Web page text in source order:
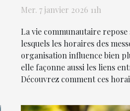
Mer. 7 janvier 2026 11h
La vie communautaire
lesquels les horaires des
organisation influence bien
elle façonne aussi les liens
Découvrez comment ces